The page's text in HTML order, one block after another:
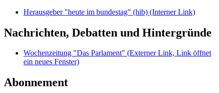
Herausgeber "heute im bundestag" (hib) (Interner Link)
Nachrichten, Debatten und Hintergründe
Wochenzeitung "Das Parlament" (Externer Link, Link öffnet
ein neues Fenster)
Abonnement